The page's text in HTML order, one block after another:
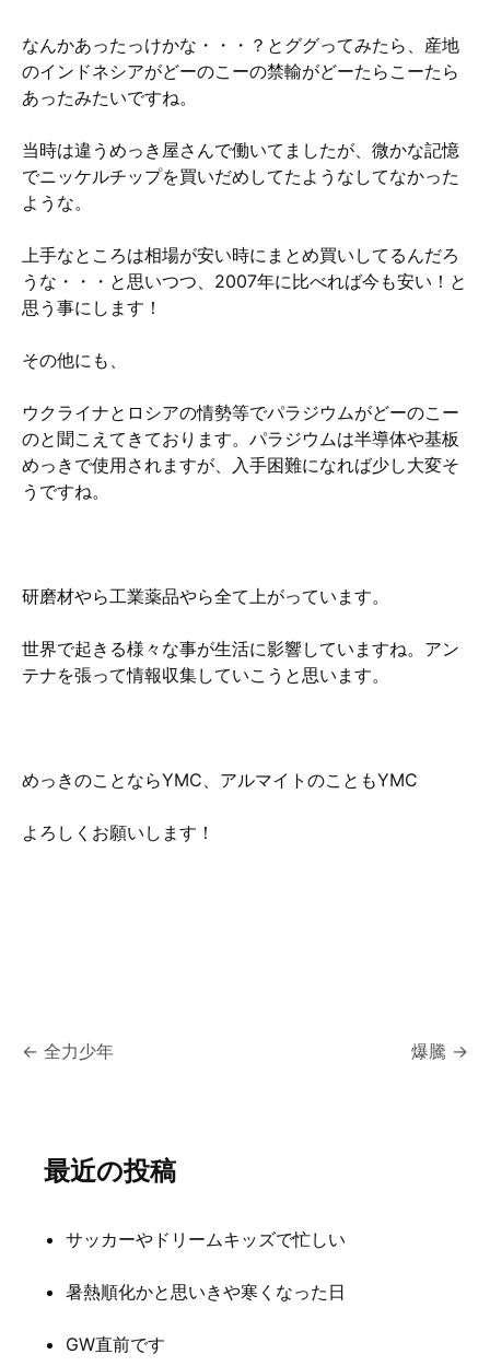
なんかあったっけかな・・・？とググってみたら、産地
のインドネシアがどーのこーの禁輸がどーたらこーたら
あったみたいですね。
当時は違うめっき屋さんで働いてましたが、微かな記憶
でニッケルチップを買いだめしてたようなしてなかった
ような。
上手なところは相場が安い時にまとめ買いしてるんだろ
うな・・・と思いつつ、2007年に比べれば今も安い！と
思う事にします！
その他にも、
ウクライナとロシアの情勢等でパラジウムがどーのこー
のと聞こえてきております。パラジウムは半導体や基板
めっきで使用されますが、入手困難になれば少し大変そ
うですね。
研磨材やら工業薬品やら全て上がっています。
世界で起きる様々な事が生活に影響していますね。アン
テナを張って情報収集していこうと思います。
めっきのことならYMC、アルマイトのこともYMC
よろしくお願いします！
投
ビ
シ
← 全力少年 爆騰 →
最近の投稿
サッカーやドリームキッズで忙しい
暑熱順化かと思いきや寒くなった日
GW直前です